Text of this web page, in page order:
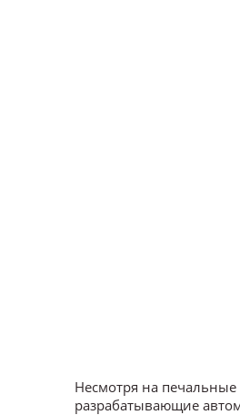
Несмотря на
разрабатывающие